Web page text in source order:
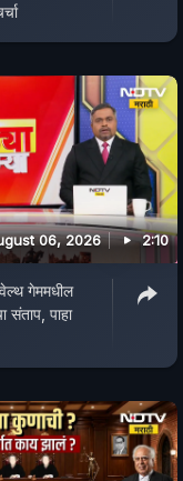
06, 2026 2:10
गेममधील
संताप, पाहा